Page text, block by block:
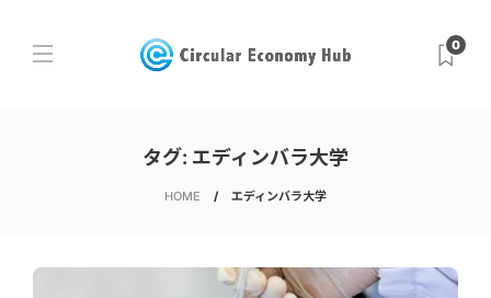
0
タグ: エディンバラ大学
HOME エディンバラ大学